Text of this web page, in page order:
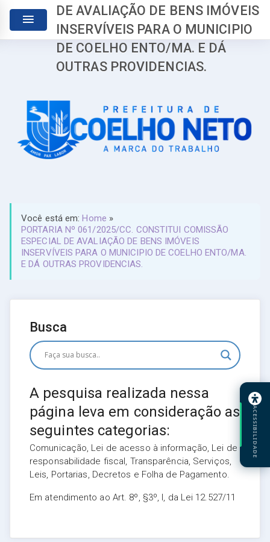
DE AVALIAÇÃO DE BENS IMÓVEIS
INSERVÍVEIS PARA O MUNICIPIO
DE COELHO ENTO/MA. E DÁ
OUTRAS PROVIDENCIAS.
Você está em:Home »
PORTARIA Nº 061/2025/CC. CONSTITUI COMISSÃO
ESPECIAL DE AVALIAÇÃO DE BENS IMÓVEIS
INSERVÍVEIS PARA O MUNICIPIO DE COELHO ENTO/MA.
E DÁ OUTRAS PROVIDENCIAS.
Busca
A pesquisa realizada nessa
página leva em consideração as
seguintes categorias:
Comunicação, Lei de acesso à informação, Lei de
responsabilidade fiscal, Transparência, Serviços,
Leis, Portarias, Decretos e Folha de Pagamento.
Em atendimento ao Art. 8º, §3º, I, da Lei 12.527/11
ACESSIBILIDADE